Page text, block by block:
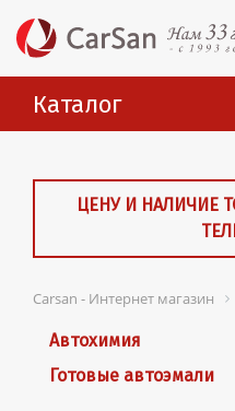
Каталог
ЦЕНУ И НАЛИЧИЕ
Carsan - Интернет магазин
Автохимия
Готовые автоэмали